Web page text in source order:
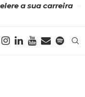
a sua carreira